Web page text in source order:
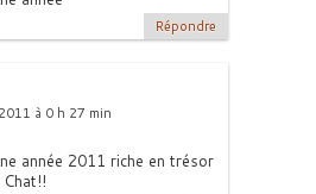
Répondre
à 0 h 27 min
année 2011 riche en trésor